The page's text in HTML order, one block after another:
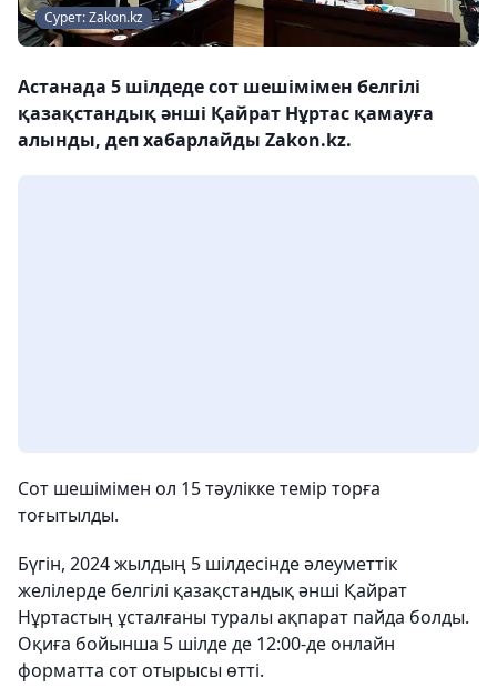
Сурет: Zakon.kz
Астанада 5 шілдеде сот шешімімен белгілі
қазақстандық әнші Қайрат Нұртас қамауға
алынды, деп хабарлайды Zakon.kz.
Сот шешімімен ол 15 тәулікке темір торға
тоғытылды.
Бүгін, 2024 жылдың 5 шілдесінде әлеуметтік
желілерде белгілі қазақстандық әнші Қайрат
Нұртастың ұсталғаны туралы ақпарат пайда болды.
Оқиға бойынша 5 шілде де 12:00-де онлайн
форматта сот отырысы өтті.